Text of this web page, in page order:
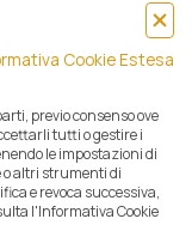
471793 - C.S. €
per la sicurezza è un
e condizioni di
Cookie Estesa
previo consenso ove
tutti o gestire i
le impostazioni di
altri strumenti di
e revoca successiva,
l'Informativa Cookie